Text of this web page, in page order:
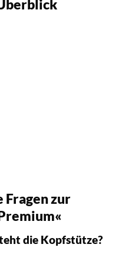
Fragen zur
die Kopfstütze?